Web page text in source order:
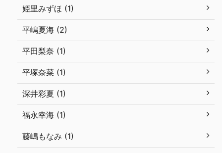
姫里みずほ (1)
平嶋夏海 (2)
平田梨奈 (1)
平塚奈菜 (1)
深井彩夏 (1)
福永幸海 (1)
藤嶋もなみ (1)